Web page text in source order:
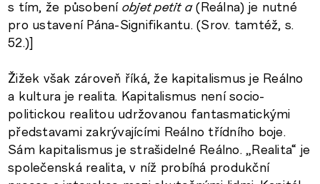
s tím, že působení objet petit a(Reálna) je nutné
pro ustavení Pána-Signifikantu. (Srov. tamtéž, s.
52.)]
Žižek však zároveň říká, že kapitalismus je Reálno
a kultura je realita. Kapitalismus není socio-
politickou realitou udržovanou fantasmatickými
představami zakrývajícími Reálno třídního boje.
Sám kapitalismus je strašidelné Reálno. „Realita“ je
společenská realita, v níž probíhá produkční